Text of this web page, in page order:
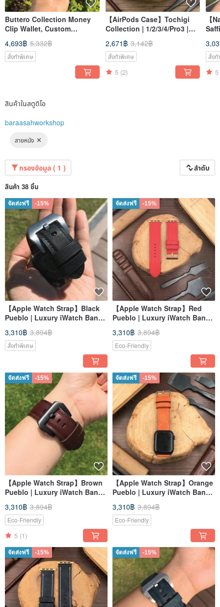
Buttero Collection Money
Clip Wallet, Custom
Lightweight Leather Cash
Wallet
4,693฿ 5,332฿
สั่งทำพิเศษ
【AirPods Case】Tochigi
Collection | 1/2/3/4/Pro3 |
Earphone Accessories
2,671฿ 3,142฿
สั่งทำพิเศษ
5 (2)
【
สั่งท
5
สินค้าในสตูดิโอ
baraasahworkshop
สายหนัง
กรองข้อมูล ( 1 ) ลำดับ
สินค้า 38 ชิ้น
จัดส่งฟรี -15%
【Apple Watch Strap】Black
Pueblo | Luxury iWatch Band |
Elegant & Heavy
3,310฿ 3,894฿
สั่งทำพิเศษ
จัดส่งฟรี -15%
【Apple Watch Strap】Red
Pueblo | Luxury iWatch Band |
Elegant & Heavy
3,310฿ 3,894฿
Eco-Friendly
จัดส่งฟรี -15%
【Apple Watch Strap】Brown
Pueblo | Luxury iWatch Band |
Elegant & Heavy
3,310฿ 3,894฿
Eco-Friendly
5 (1)
จัดส่งฟรี -15%
【Apple Watch Strap】Orange
Pueblo | Luxury iWatch Band |
Elegant & Heavy
3,310฿ 3,894฿
Eco-Friendly
จัดส่งฟรี -15% จัดส่งฟรี -15%